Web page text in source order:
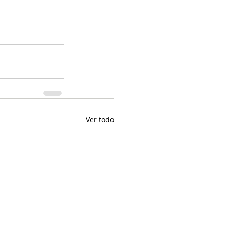
Ver todo